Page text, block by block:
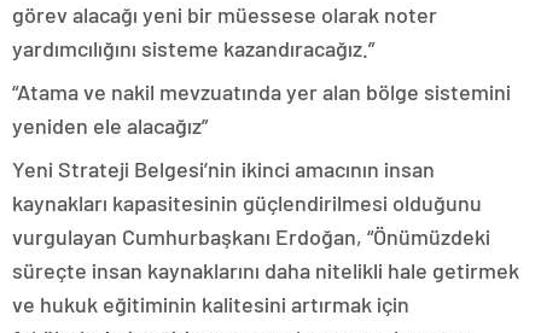
görev alacağı yeni bir müessese olarak noter
yardımcılığını sisteme kazandıracağız.”
“Atama ve nakil mevzuatında yer alan bölge sistemini
yeniden ele alacağız”
Yeni Strateji Belgesi’nin ikinci amacının insan
kaynakları kapasitesinin güçlendirilmesi olduğunu
vurgulayan Cumhurbaşkanı Erdoğan, “Önümüzdeki
süreçte insan kaynaklarını daha nitelikli hale getirmek
ve hukuk eğitiminin kalitesini artırmak için